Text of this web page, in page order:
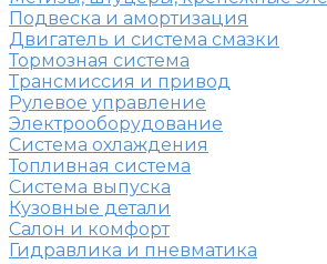
Подвеска и амортизация
Двигатель и система смазки
Тормозная система
Трансмиссия и привод
Рулевое управление
Электрооборудование
Система охлаждения
Топливная система
Система выпуска
Кузовные детали
Салон и комфорт
Гидравлика и пневматика